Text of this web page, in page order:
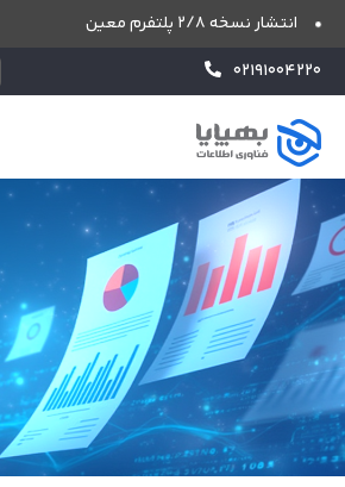
انتشار نسخه ۲/۸ پلتفرم معین
۰۲۱۹۱۰۰۴۲۲۰